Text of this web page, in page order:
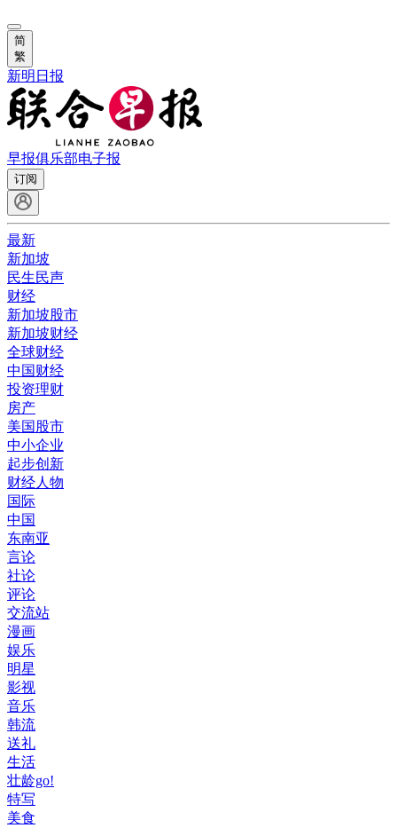
简
繁
新明日报
早报俱乐部电子报
订阅
最新
新加坡
民生民声
财经
新加坡股市
新加坡财经
全球财经
中国财经
投资理财
房产
美国股市
中小企业
起步创新
财经人物
国际
中国
东南亚
言论
社论
评论
交流站
漫画
娱乐
明星
影视
音乐
韩流
送礼
生活
壮龄go!
特写
美食